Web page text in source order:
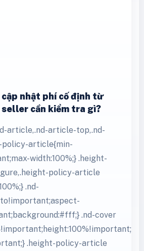
nhật phí cố định từ
cần kiểm tra gì?
article,.nd-article-top,.nd-
article{min-
width:100%;} .height-
policy-article
.nd-
.nd-cover
.height-policy-article